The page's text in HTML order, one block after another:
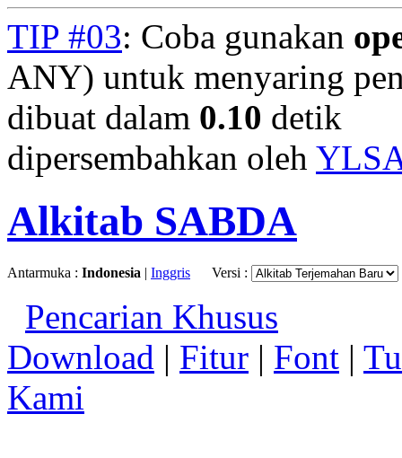
TIP #03: Coba gunakan
ANY) untuk menyaring
dibuat dalam 0.10 detik
dipersembahkan oleh
Alkitab SABDA
Antarmuka : Indonesia | Inggris Versi :
Pencarian Khusus
Download | Fitur | Font |
Kami